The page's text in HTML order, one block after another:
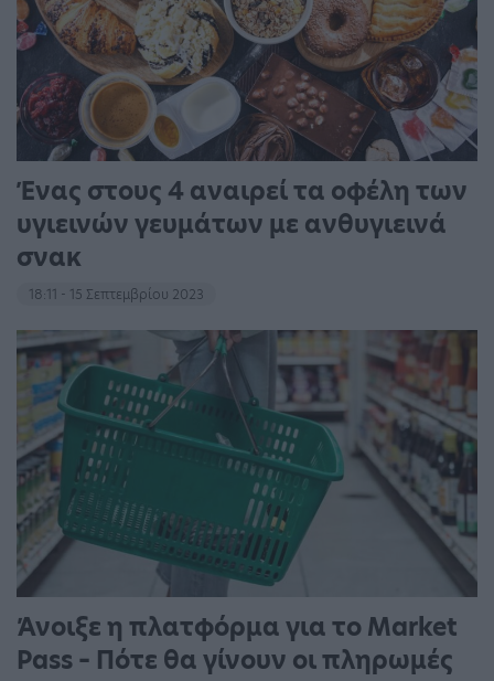
Ένας στους 4 αναιρεί τα οφέλη των
υγιεινών γευμάτων με ανθυγιεινά
σνακ
18:11 - 15 Σεπτεμβρίου 2023
Άνοιξε η πλατφόρμα για το Market
Pass – Πότε θα γίνουν οι πληρωμές